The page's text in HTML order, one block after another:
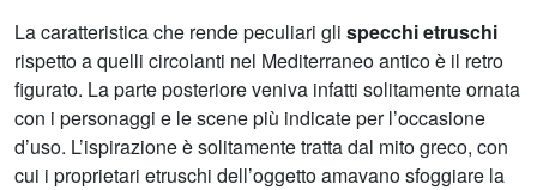
La caratteristica che rende peculiari gli specchi etruschi
rispetto a quelli circolanti nel Mediterraneo antico è il retro
figurato. La parte posteriore veniva infatti solitamente ornata
con i personaggi e le scene più indicate per l’occasione
d’uso. L’ispirazione è solitamente tratta dal mito greco, con
cui i proprietari etruschi dell’oggetto amavano sfoggiare la